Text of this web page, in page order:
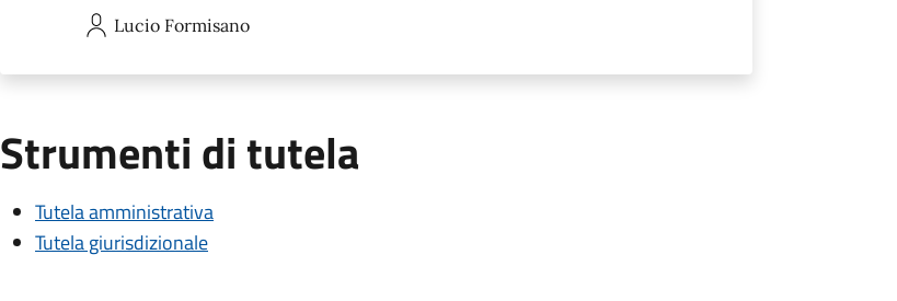
Lucio Formisano
Strumenti di tutela
Tutela amministrativa
Tutela giurisdizionale